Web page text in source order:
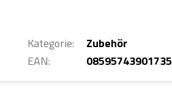
Kategorie:
Zubehör
EAN: 08595743901735